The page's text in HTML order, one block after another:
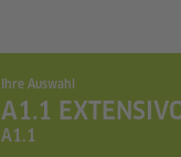
Ihre Auswahl
A1.1
A1.1